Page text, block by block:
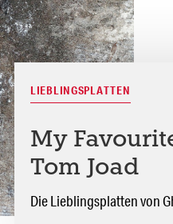
LIEBLINGSPLATTEN
My
Tom Joad
Die Lieblingsplatten von